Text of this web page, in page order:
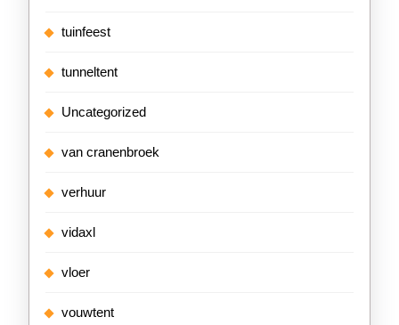
tuinfeest
tunneltent
Uncategorized
van cranenbroek
verhuur
vidaxl
vloer
vouwtent